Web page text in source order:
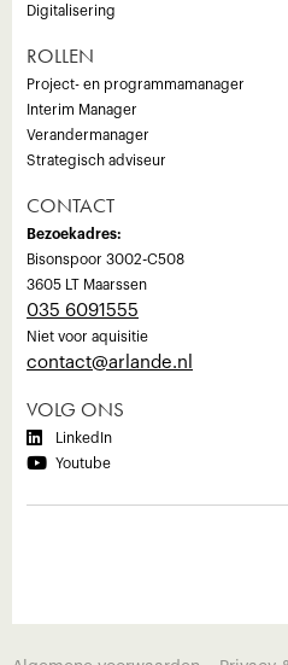
Digitalisering
ROLLEN
Project- en programmamanager
Interim Manager
Verandermanager
Strategisch adviseur
CONTACT
Bezoekadres:
Bisonspoor 3002-C508
3605 LT Maarssen
035 6091555
Niet voor aquisitie
‍contact@arlande.nl
VOLG ONS
 LinkedIn
 Youtube